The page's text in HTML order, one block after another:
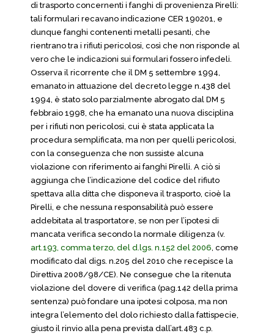
di trasporto concernenti i fanghi di provenienza Pirelli:
tali formulari recavano indicazione CER 190201, e
dunque fanghi contenenti metalli pesanti, che
rientrano tra i rifiuti pericolosi, così che non risponde al
vero che le indicazioni sui formulari fossero infedeli.
Osserva il ricorrente che il DM 5 settembre 1994,
emanato in attuazione del decreto legge n.438 del
1994, è stato solo parzialmente abrogato dal DM 5
febbraio 1998, che ha emanato una nuova disciplina
per i rifiuti non pericolosi, cui è stata applicata la
procedura semplificata, ma non per quelli pericolosi,
con la conseguenza che non sussiste alcuna
violazione con riferimento ai fanghi Pirelli. A ciò si
aggiunga che l’indicazione del codice del rifiuto
spettava alla ditta che disponeva il trasporto, cioè la
Pirelli, e che nessuna responsabilità può essere
addebitata al trasportatore, se non per l’ipotesi di
mancata verifica secondo la normale diligenza (v.
art.193, comma terzo, del d.lgs. n.152 del 2006, come
modificato dal digs. n.205 del 2010 che recepisce la
Direttiva 2008/98/CE). Ne consegue che la ritenuta
violazione del dovere di verifica (pag.142 della prima
sentenza) può fondare una ipotesi colposa, ma non
integra l’elemento del dolo richiesto dalla fattispecie,
giusto il rinvio alla pena prevista dall’art.483 c.p.